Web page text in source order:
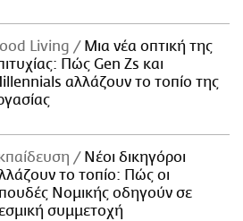
Living
Μια νέα οπτική της
Πώς Gen Zs και
αλλάζουν το τοπίο της
Νέοι δικηγόροι
το τοπίο: Πώς οι
Νομικής οδηγούν σε
συμμετοχή